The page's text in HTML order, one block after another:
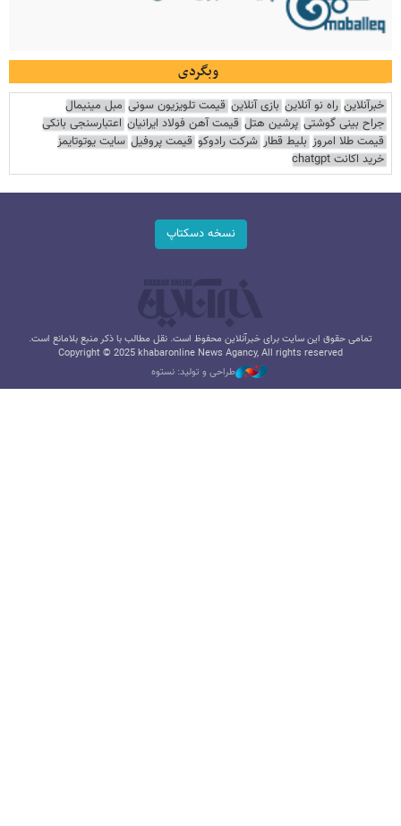
وبگردی
خبرآنلاین راه نو آنلاین بازی آنلاین قیمت تلویزیون سونی مبل مینیمال
جراح بینی گوشتی پرشین هتل قیمت آهن فولاد ایرانیان اعتبارسنجی بانکی
قیمت طلا امروز بلیط قطار شرکت رادوکو قیمت پروفیل سایت یوتوتایمز
خرید اکانت chatgpt
نسخه دسکتاپ
تمامی حقوق این سایت برای خبرآنلاین محفوظ است. نقل مطالب با ذکر منبع بلامانع است.
Copyright © 2025 khabaronline News Agancy, All rights reserved
طراحی و تولید: نستوه